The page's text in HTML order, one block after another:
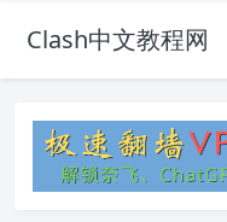
Clash中文教程网